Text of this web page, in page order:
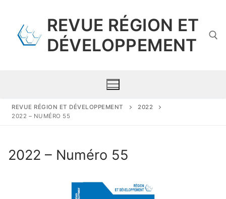
contenu
REVUE RÉGION ET
DÉVELOPPEMENT
Comité scientifique
Numéros par année
REVUE RÉGION ET DÉVELOPPEMENT
2022
2022 – NUMÉRO 55
2022 – Numéro 55